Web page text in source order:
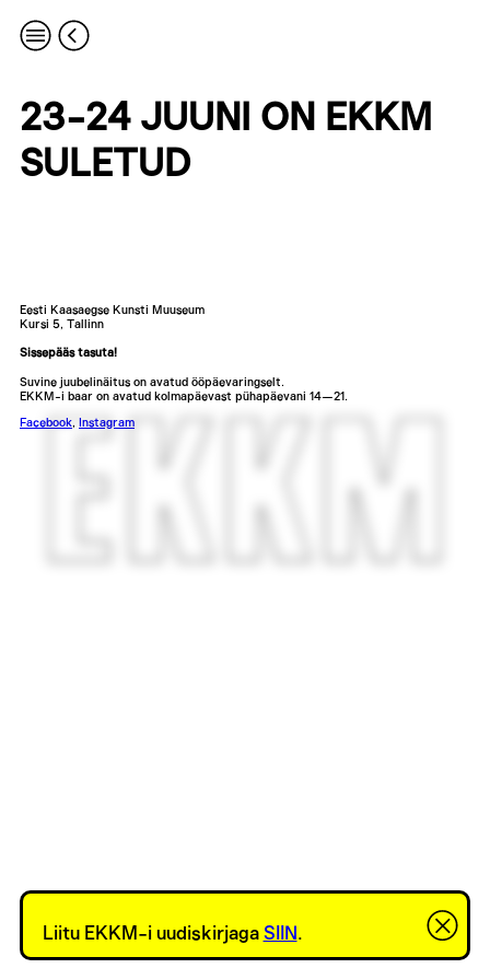
23-24 JUUNI ON EKKM
SULETUD
Eesti Kaasaegse Kunsti Muuseum
Kursi 5, Tallinn
Sissepääs tasuta!
Suvine juubelinäitus on avatud ööpäevaringselt.
EKKM-i baar on avatud kolmapäevast pühapäevani 14—21.
Facebook, Instagram
Liitu EKKM-i uudiskirjaga SIIN .